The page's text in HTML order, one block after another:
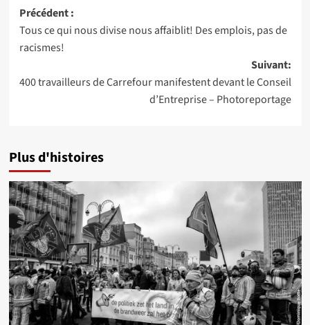
Navigation
d’article
Précédent :
Tous ce qui nous divise nous affaiblit! Des emplois, pas de
racismes!
Suivant:
400 travailleurs de Carrefour manifestent devant le Conseil
d’Entreprise – Photoreportage
Plus d'histoires